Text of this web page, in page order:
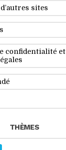
sites
confidentialité et
THÈMES